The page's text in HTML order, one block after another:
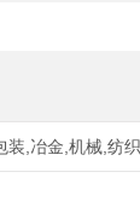
装,冶金,机械,纺